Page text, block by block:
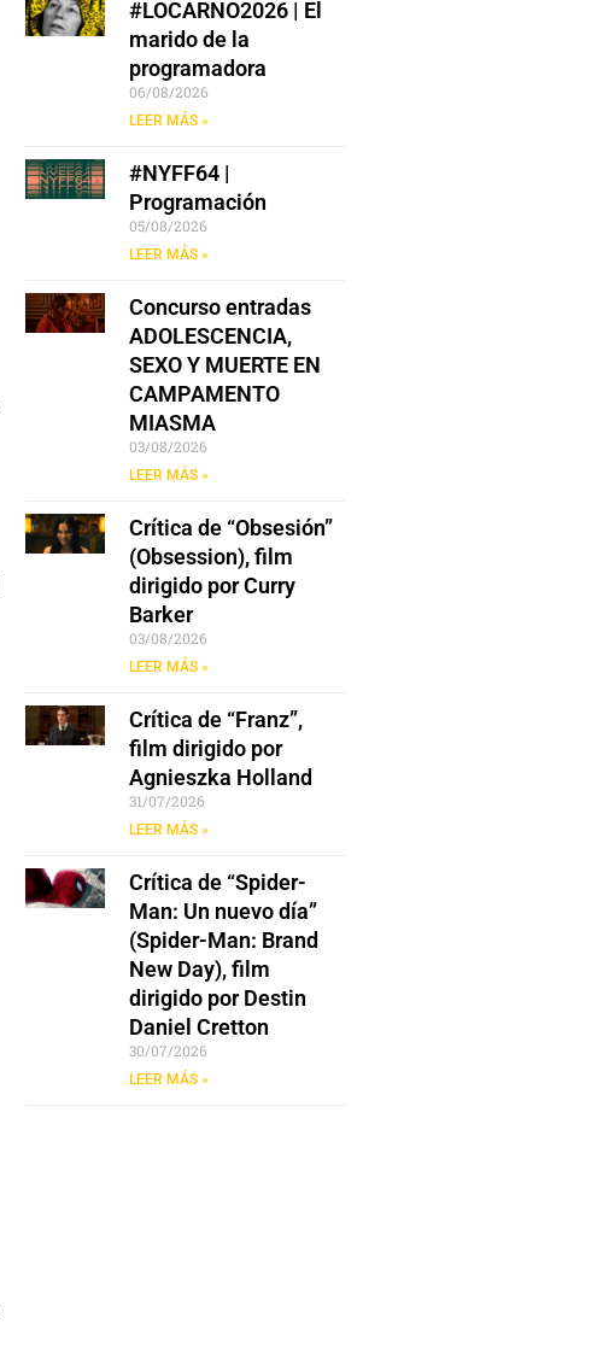
#LOCARNO2026 | El
marido de la
programadora
06/08/2026
LEER MÁS »
#NYFF64 |
Programación
05/08/2026
LEER MÁS »
Concurso entradas
ADOLESCENCIA,
SEXO Y MUERTE EN
CAMPAMENTO
MIASMA
03/08/2026
LEER MÁS »
Crítica de “Obsesión”
(Obsession), film
dirigido por Curry
Barker
03/08/2026
LEER MÁS »
Crítica de “Franz”,
film dirigido por
Agnieszka Holland
31/07/2026
LEER MÁS »
Crítica de “Spider-
Man: Un nuevo día”
(Spider-Man: Brand
New Day), film
dirigido por Destin
Daniel Cretton
30/07/2026
LEER MÁS »